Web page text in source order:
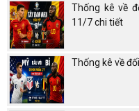
Thống kê về
11/7 chi tiết
Thống kê về